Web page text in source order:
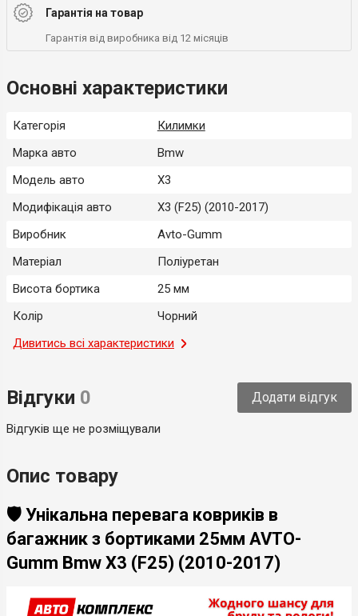
Гарантія на товар
Гарантія від виробника від 12 місяців
Основні характеристики
Категорія
Килимки
Марка авто
Bmw
Модель авто
X3
Модифікація авто
X3 (F25) (2010-2017)
Виробник
Avto-Gumm
Матеріал
Поліуретан
Висота бортика
25 мм
Колір
Чорний
Місце застосування
Багажник
Країна-виробник
Дивитись всі характеристики
Відгуки 0 Додати відгук
Відгуків ще не розміщували
Опис товару
🛡️ Унікальна перевага ковриків в
багажник з бортиками 25мм AVTO-
Gumm Bmw X3 (F25) (2010-2017)